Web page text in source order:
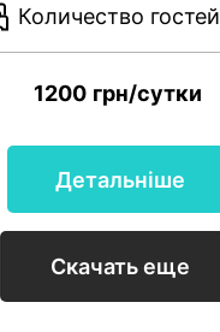
Количество гостей
1200 грн/сутки
Детальніше
Скачать еще